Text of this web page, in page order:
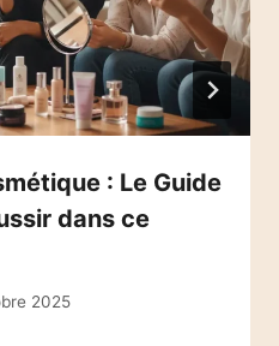
: Le Guide
dans ce
2025